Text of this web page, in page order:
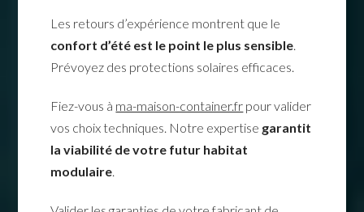
Les retours d’expérience montrent que le
confort d’été est le point le plus sensible.
Prévoyez des protections solaires efficaces.
Fiez-vous à ma-maison-container.fr pour valider
vos choix techniques. Notre expertise garantit
la viabilité de votre futur habitat
modulaire.